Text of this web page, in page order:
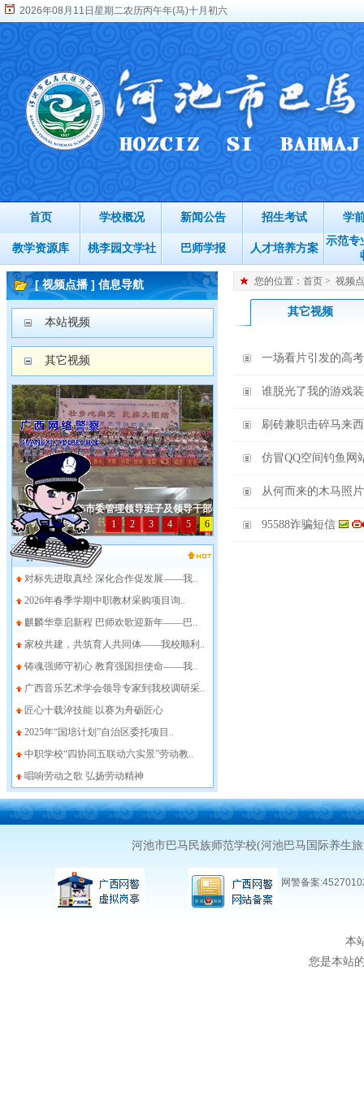
2026年08月11日星期二农历丙午年(马)十月初六
首页 学校概况 新闻公告 招生考试 学
教学资源库 桃李园文学社 巴师学报 人才培养方案
示范专
[ 视频点播 ] 信息导航
本站视频
其它视频
推荐文章
对标先进取真经 深化合作促发展——我..
2026年春季学期中职教材采购项目询..
麒麟华章启新程 巴师欢歌迎新年——巴..
家校共建，共筑育人共同体——我校顺利..
铸魂强师守初心 教育强国担使命——我..
广西音乐艺术学会领导专家到我校调研采..
匠心十载淬技能 以赛为舟砺匠心
2025年“国培计划”自治区委托项目..
中职学校“四协同五联动六实景”劳动教..
唱响劳动之歌 弘扬劳动精神
您的位置： 首页> 视频
其它视频
一场看片引发的高
谁脱光了我的游戏
刷砖兼职击碎马来
仿冒QQ空间钓鱼网
从何而来的木马照片
95588诈骗短信
河池市巴马民族师范学校(河池巴马国际养生
网警备案
本
您是本站